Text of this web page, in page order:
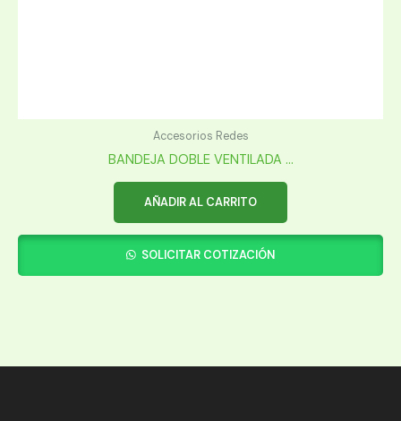
Accesorios Redes
BANDEJA DOBLE VENTILADA ...
AÑADIR AL CARRITO
SOLICITAR COTIZACIÓN